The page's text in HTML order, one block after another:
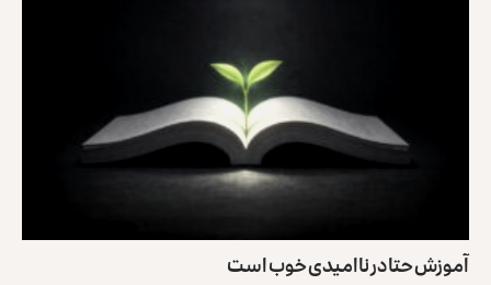
آموزش حتا در ناامیدی خوب است